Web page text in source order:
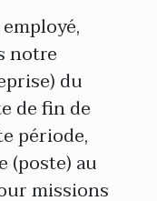
notre
du
de fin de
période,
(poste) au
missions